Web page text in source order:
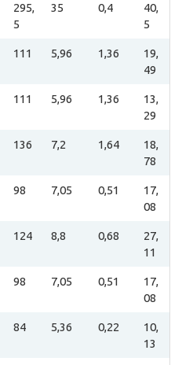
295,
5
35 0,4
40,
5
111 5,96 1,36
19,
49
111 5,96 1,36
13,
29
136 7,2 1,64
18,
78
98 7,05 0,51
17,
08
124 8,8 0,68
27,
11
98 7,05 0,51
17,
08
84 5,36 0,22
10,
13